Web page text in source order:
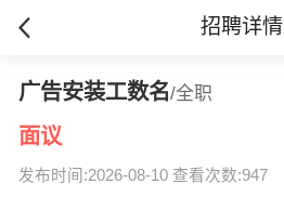
招聘详情
广告安装工数名/全职
面议
发布时间:2026-08-10 查看次数:947